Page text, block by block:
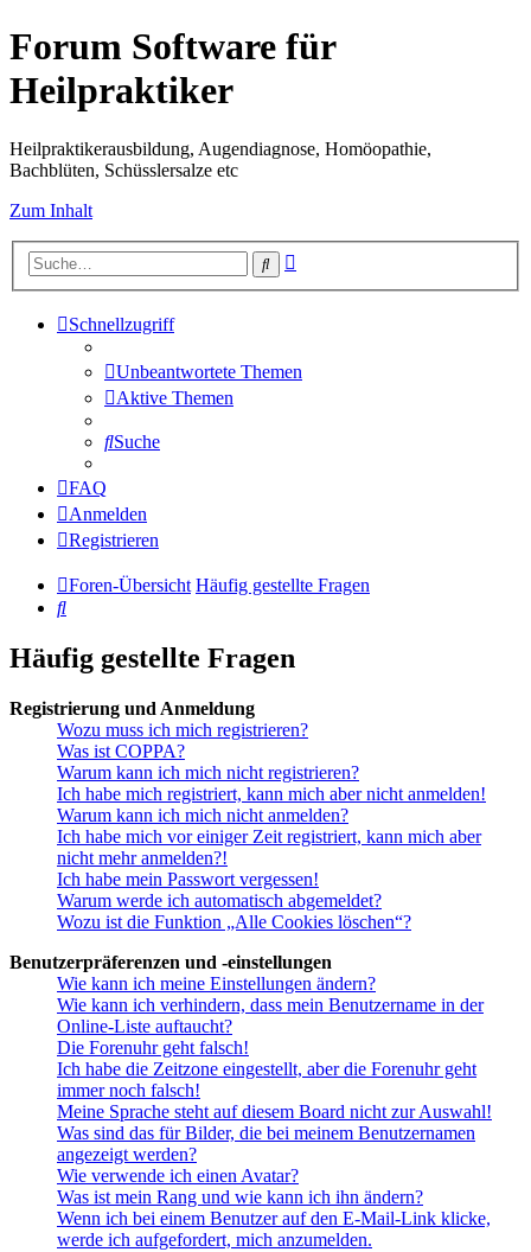
Forum Software für
Heilpraktiker
Heilpraktikerausbildung, Augendiagnose, Homöopathie,
Bachblüten, Schüsslersalze etc
Zum Inhalt
Suche
Schnellzugriff
Unbeantwortete Themen
Aktive Themen
Suche
FAQ
Anmelden
Registrieren
Foren-Übersicht Häufig gestellte Fragen
Suche
Häufig gestellte Fragen
Registrierung und Anmeldung
Wozu muss ich mich registrieren?
Was ist COPPA?
Warum kann ich mich nicht registrieren?
Ich habe mich registriert, kann mich aber nicht anmelden!
Warum kann ich mich nicht anmelden?
Ich habe mich vor einiger Zeit registriert, kann mich aber
nicht mehr anmelden?!
Ich habe mein Passwort vergessen!
Warum werde ich automatisch abgemeldet?
Wozu ist die Funktion „Alle Cookies löschen“?
Benutzerpräferenzen und -einstellungen
Wie kann ich meine Einstellungen ändern?
Wie kann ich verhindern, dass mein Benutzername in der
Online-Liste auftaucht?
Die Forenuhr geht falsch!
Ich habe die Zeitzone eingestellt, aber die Forenuhr geht
immer noch falsch!
Meine Sprache steht auf diesem Board nicht zur Auswahl!
Was sind das für Bilder, die bei meinem Benutzernamen
angezeigt werden?
Wie verwende ich einen Avatar?
Was ist mein Rang und wie kann ich ihn ändern?
Wenn ich bei einem Benutzer auf den E-Mail-Link klicke,
werde ich aufgefordert, mich anzumelden.